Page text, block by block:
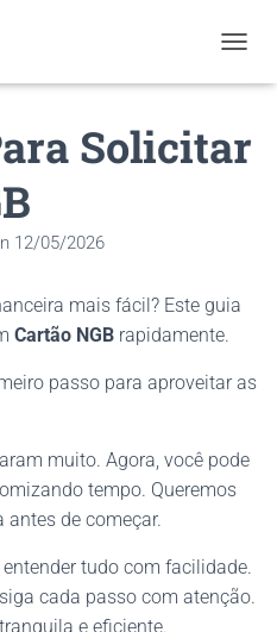
Solicitar
12/05/2026
mais fácil? Este guia
Cartão NGB rapidamente.
passo para aproveitar as
muito. Agora, você pode
tempo. Queremos
antes de começar.
tudo com facilidade.
cada passo com atenção.
e eficiente.